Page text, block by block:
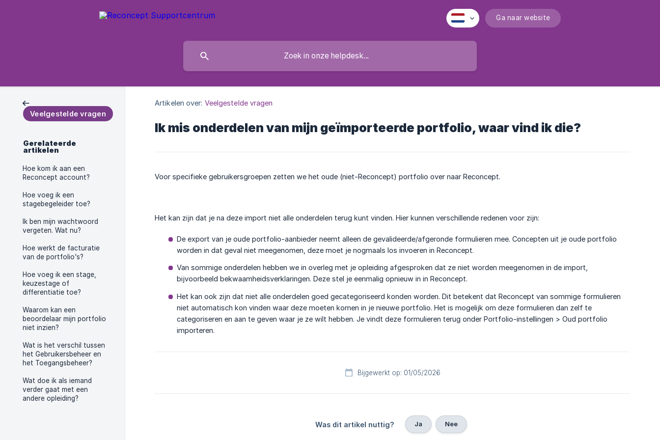
Ga naar website
Veelgestelde vragen
Gerelateerde
artikelen
Hoe kom ik aan een
Reconcept account?
Hoe voeg ik een
stagebegeleider toe?
Ik ben mijn wachtwoord
vergeten. Wat nu?
Hoe werkt de facturatie
van de portfolio's?
Hoe voeg ik een stage,
keuzestage of
differentiatie toe?
Waarom kan een
beoordelaar mijn portfolio
niet inzien?
Wat is het verschil tussen
het Gebruikersbeheer en
het Toegangsbeheer?
Wat doe ik als iemand
verder gaat met een
andere opleiding?
Artikelen over: Veelgestelde vragen
Ik mis onderdelen van mijn geïmporteerde portfolio, waar vind ik die?
Voor specifieke gebruikersgroepen zetten we het oude (niet-Reconcept) portfolio over naar Reconcept.
Het kan zijn dat je na deze import niet alle onderdelen terug kunt vinden. Hier kunnen verschillende redenen voor zijn:
De export van je oude portfolio-aanbieder neemt alleen de gevalideerde/afgeronde formulieren mee. Concepten uit je oude portfolio
worden in dat geval niet meegenomen, deze moet je nogmaals los invoeren in Reconcept.
Van sommige onderdelen hebben we in overleg met je opleiding afgesproken dat ze niet worden meegenomen in de import,
bijvoorbeeld bekwaamheidsverklaringen. Deze stel je eenmalig opnieuw in in Reconcept.
Het kan ook zijn dat niet alle onderdelen goed gecategoriseerd konden worden. Dit betekent dat Reconcept van sommige formulieren
niet automatisch kon vinden waar deze moeten komen in je nieuwe portfolio. Het is mogelijk om deze formulieren dan zelf te
categoriseren en aan te geven waar je ze wilt hebben. Je vindt deze formulieren terug onder Portfolio-instellingen > Oud portfolio
importeren.
Bijgewerkt op: 01/05/2026
Was dit artikel nuttig? Ja Nee